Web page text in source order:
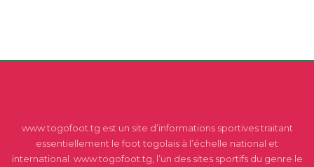
www.togofoot.tg est un site d’informations sportives traitant
essentiellement le foot togolais à l’échelle national et
international. www.togofoot.tg, l’un des sites sportifs du genre le